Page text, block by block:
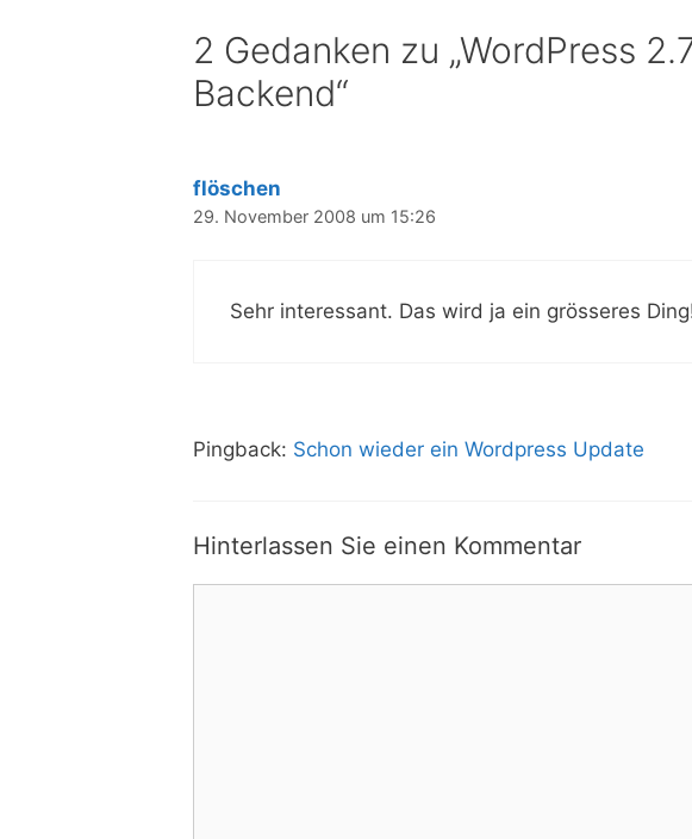
2 Gedanken zu „WordPress
Backend“
flöschen
29. November 2008 um 15:26
Sehr interessant. Das wird ja ein grösseres
Pingback: Schon wieder ein Wordpress Update
Hinterlassen Sie einen Kommentar